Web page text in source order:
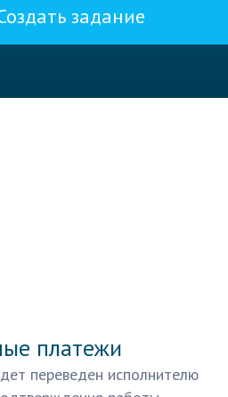
задание
платежи
переведен исполнителю